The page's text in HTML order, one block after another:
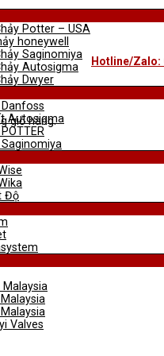
Hotline/Zalo:
giỏ hàng.
Potter – USA
honeywell
Saginomiya
Autosigma
Dwyer
Autosigma
Độ
Valves